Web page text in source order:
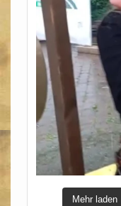
Mehr laden